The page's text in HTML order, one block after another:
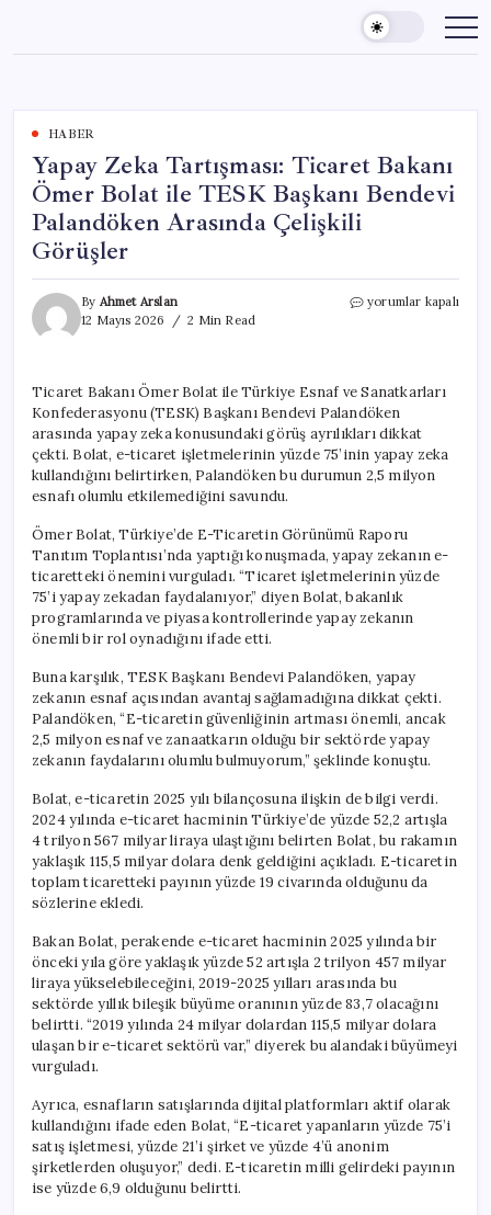
content
HABER
Yapay Zeka Tartışması: Ticaret Bakanı
Ömer Bolat ile TESK Başkanı Bendevi
Palandöken Arasında Çelişkili
Görüşler
By Ahmet Arslan
12 Mayıs 2026
2 Min Read
Yapay
Ömer
Bolat
ile
TESK
Başkanı
Bendevi
Çelişkili
Görüşler
için
yorumlar kapalı
Ticaret Bakanı Ömer Bolat ile Türkiye Esnaf ve Sanatkarları
Konfederasyonu (TESK) Başkanı Bendevi Palandöken
arasında yapay zeka konusundaki görüş ayrılıkları dikkat
çekti. Bolat, e-ticaret işletmelerinin yüzde 75’inin yapay zeka
kullandığını belirtirken, Palandöken bu durumun 2,5 milyon
esnafı olumlu etkilemediğini savundu.
Ömer Bolat, Türkiye’de E-Ticaretin Görünümü Raporu
Tanıtım Toplantısı’nda yaptığı konuşmada, yapay zekanın e-
ticaretteki önemini vurguladı. “Ticaret işletmelerinin yüzde
75’i yapay zekadan faydalanıyor,” diyen Bolat, bakanlık
programlarında ve piyasa kontrollerinde yapay zekanın
önemli bir rol oynadığını ifade etti.
Buna karşılık, TESK Başkanı Bendevi Palandöken, yapay
zekanın esnaf açısından avantaj sağlamadığına dikkat çekti.
Palandöken, “E-ticaretin güvenliğinin artması önemli, ancak
2,5 milyon esnaf ve zanaatkarın olduğu bir sektörde yapay
zekanın faydalarını olumlu bulmuyorum,” şeklinde konuştu.
Bolat, e-ticaretin 2025 yılı bilançosuna ilişkin de bilgi verdi.
2024 yılında e-ticaret hacminin Türkiye’de yüzde 52,2 artışla
4 trilyon 567 milyar liraya ulaştığını belirten Bolat, bu rakamın
yaklaşık 115,5 milyar dolara denk geldiğini açıkladı. E-ticaretin
toplam ticaretteki payının yüzde 19 civarında olduğunu da
sözlerine ekledi.
Bakan Bolat, perakende e-ticaret hacminin 2025 yılında bir
önceki yıla göre yaklaşık yüzde 52 artışla 2 trilyon 457 milyar
liraya yükselebileceğini, 2019-2025 yılları arasında bu
sektörde yıllık bileşik büyüme oranının yüzde 83,7 olacağını
belirtti. “2019 yılında 24 milyar dolardan 115,5 milyar dolara
ulaşan bir e-ticaret sektörü var,” diyerek bu alandaki büyümeyi
vurguladı.
Ayrıca, esnafların satışlarında dijital platformları aktif olarak
kullandığını ifade eden Bolat, “E-ticaret yapanların yüzde 75’i
satış işletmesi, yüzde 21’i şirket ve yüzde 4’ü anonim
şirketlerden oluşuyor,” dedi. E-ticaretin milli gelirdeki payının
ise yüzde 6,9 olduğunu belirtti.